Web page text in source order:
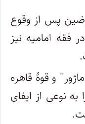
پس از وقوع
امامیه نیز
و قوۀ قاهره
به نوعی از ایفای